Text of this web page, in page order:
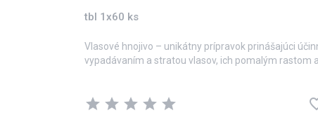
tbl 1x60 ks
Vlasové hnojivo – unikátny prípravok prinášajúci
vypadávaním a stratou vlasov, ich pomalým rastom
• nadmernému vypadávaniu vlasov (1,2,3) ,
hormonálneho pôvodu;
star star star star star